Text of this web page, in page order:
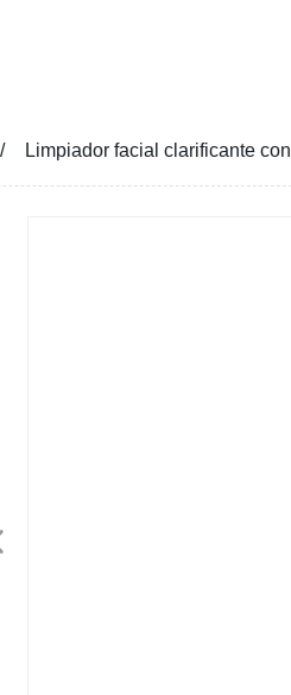
Limpiador facial clarificante